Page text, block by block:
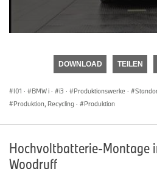
DOWNLOAD TEILEN
I01 · BMW i · i3 · Produktionswerke ·
Produktion, Recycling · Produktion
Hochvoltbatterie-Montage
Woodruff